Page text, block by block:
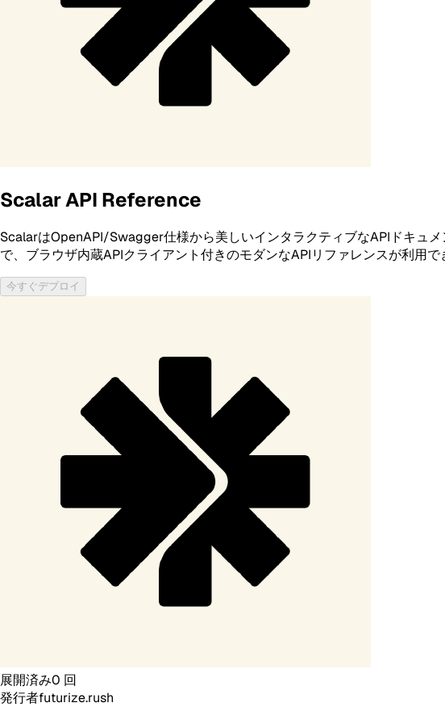
Scalar API Reference
ScalarはOpenAPI/Swagger仕様から美しいインタラクティブなAPIドキュ
で、ブラウザ内蔵APIクライアント付きのモダンなAPIリファレンスが利用で
今すぐデプロイ
展開済み0 回
発行者futurize.rush